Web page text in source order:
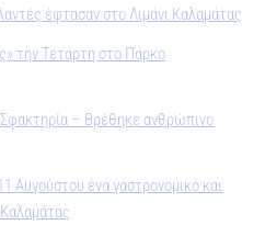
έφτασαν στο Λιμάνι Καλαμάτας
την Τετάρτη στο Πάρκο
– Βρέθηκε ανθρώπινο
Αυγούστου ένα γαστρονομικό και
Καλαμάτας